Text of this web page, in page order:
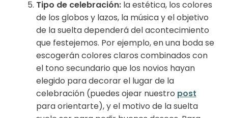
Tipo de celebración: la estética, los colores
de los globos y lazos, la música y el objetivo
de la suelta dependerá del acontecimiento
que festejemos. Por ejemplo, en una boda se
escogerán colores claros combinados con
el tono secundario que los novios hayan
elegido para decorar el lugar de la
celebración (puedes ojear nuestro post
para orientarte), y el motivo de la suelta